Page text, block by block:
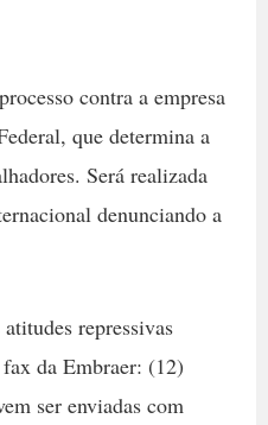
contra a empresa
que determina a
Será realizada
denunciando a
repressivas
da Embraer: (12)
ser enviadas com